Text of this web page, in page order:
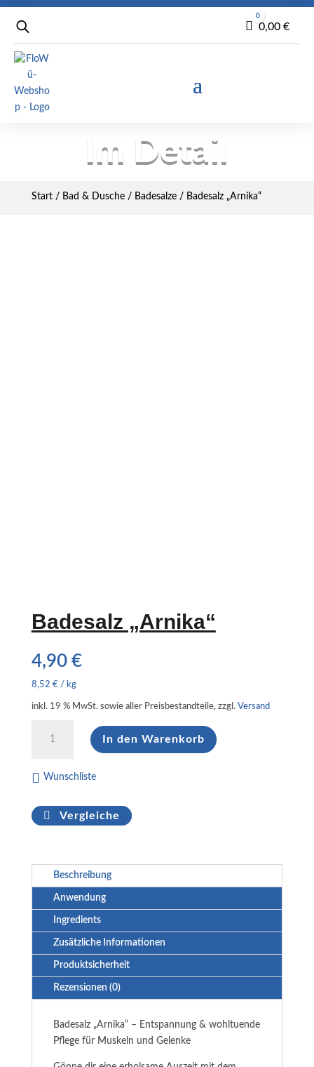
Warenkorb
0
0,00 €
Im Detail
Start/ Bad & Dusche/ Badesalze/ Badesalz „Arnika“
Badesalz „Arnika“
4,90 €
8,52 €/ kg
inkl. 19 % MwSt. sowie aller Preisbestandteile, zzgl. Versand
"Arnika"
In den Warenkorb
Wunschliste
Vergleiche
Beschreibung
Anwendung
Ingredients
Zusätzliche Informationen
Produktsicherheit
Rezensionen (0)
Badesalz „Arnika“ – Entspannung & wohltuende
Pflege für Muskeln und Gelenke